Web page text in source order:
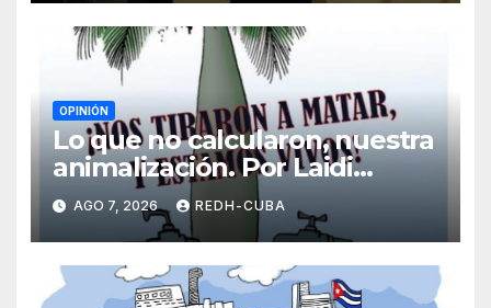
OPINIÓN
Lo que no calcularon, nuestra
animalización. Por Laidi
Fernández de Juan
AGO 7, 2026 REDH-CUBA